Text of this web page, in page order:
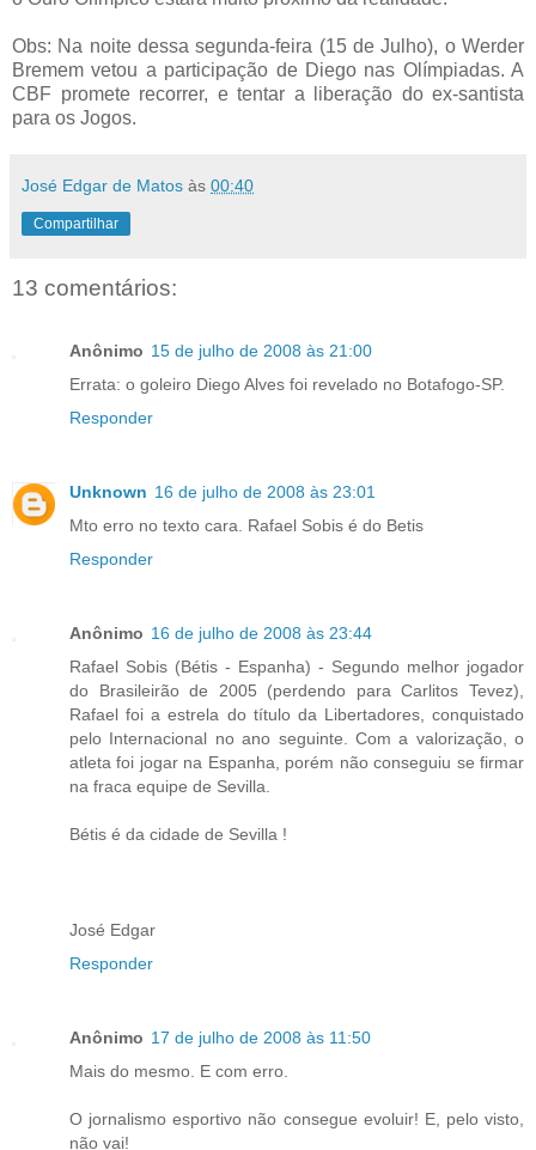
Obs: Na noite dessa segunda-feira (15 de Julho), o Werder
Bremem vetou a participação de Diego nas Olímpiadas. A
CBF promete recorrer, e tentar a liberação do ex-santista
para os Jogos.
José Edgar de Matos às 00:40
Compartilhar
13 comentários:
Anônimo 15 de julho de 2008 às 21:00
Errata: o goleiro Diego Alves foi revelado no Botafogo-SP.
Responder
Unknown 16 de julho de 2008 às 23:01
Mto erro no texto cara. Rafael Sobis é do Betis
Responder
Anônimo 16 de julho de 2008 às 23:44
Rafael Sobis (Bétis - Espanha) - Segundo melhor jogador
do Brasileirão de 2005 (perdendo para Carlitos Tevez),
Rafael foi a estrela do título da Libertadores, conquistado
pelo Internacional no ano seguinte. Com a valorização, o
atleta foi jogar na Espanha, porém não conseguiu se firmar
na fraca equipe de Sevilla.
Bétis é da cidade de Sevilla !
José Edgar
Responder
Anônimo 17 de julho de 2008 às 11:50
Mais do mesmo. E com erro.
O jornalismo esportivo não consegue evoluir! E, pelo visto,
não vai!